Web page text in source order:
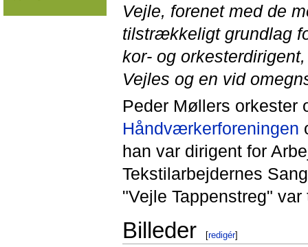
Vejle, forenet med de
tilstrækkeligt grundlag
kor- og
Vejles og en vid
Peder Møllers orkester
Håndværkerforeningen
han var dirigent for
Tekstilarbejdernes
"Vejle Tappenstreg"
Billeder [redigér]